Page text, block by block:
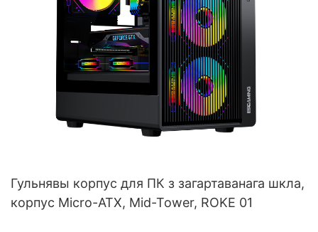
Гульнявы корпус для ПК з загартаванага шкла,
корпус Micro-ATX, Mid-Tower, ROKE 01